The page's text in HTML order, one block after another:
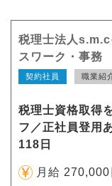
税理士法人
スワーク・事務
契約社員 職業紹
税理士資格取得
フ／正社員登用
118日
月給